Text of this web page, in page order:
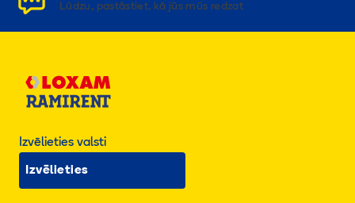
Lūdzu, pastāstiet, kā jūs mūs redzat
Izvēlieties valsti
Izvēlieties